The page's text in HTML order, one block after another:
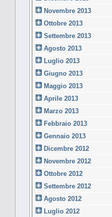
Novembre 2013
Ottobre 2013
Settembre 2013
Agosto 2013
Luglio 2013
Giugno 2013
Maggio 2013
Aprile 2013
Marzo 2013
Febbraio 2013
Gennaio 2013
Dicembre 2012
Novembre 2012
Ottobre 2012
Settembre 2012
Agosto 2012
Luglio 2012